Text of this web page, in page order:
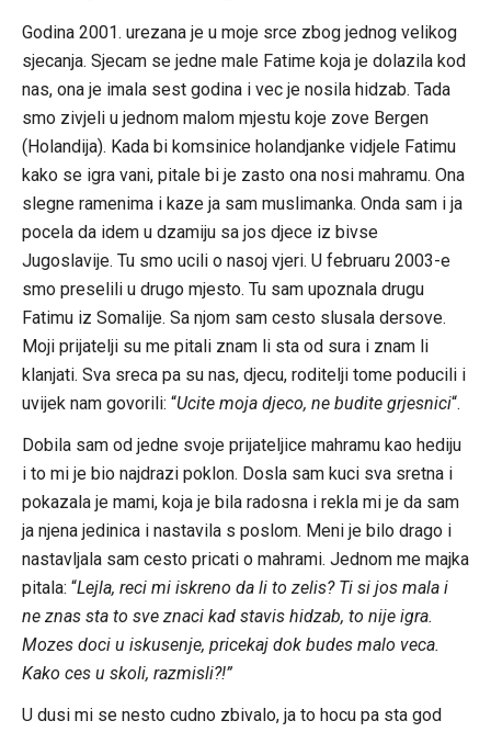
Godina 2001. urezana je u moje srce zbog jednog velikog
sjecanja. Sjecam se jedne male Fatime koja je dolazila kod
nas, ona je imala sest godina i vec je nosila hidzab. Tada
smo zivjeli u jednom malom mjestu koje zove Bergen
(Holandija). Kada bi komsinice holandjanke vidjele Fatimu
kako se igra vani, pitale bi je zasto ona nosi mahramu. Ona
slegne ramenima i kaze ja sam muslimanka. Onda sam i ja
pocela da idem u dzamiju sa jos djece iz bivse
Jugoslavije. Tu smo ucili o nasoj vjeri. U februaru 2003-e
smo preselili u drugo mjesto. Tu sam upoznala drugu
Fatimu iz Somalije. Sa njom sam cesto slusala dersove.
Moji prijatelji su me pitali znam li sta od sura i znam li
klanjati. Sva sreca pa su nas, djecu, roditelji tome poducili i
uvijek nam govorili: “Ucite moja djeco, ne budite grjesnici“.
Dobila sam od jedne svoje prijateljice mahramu kao hediju
i to mi je bio najdrazi poklon. Dosla sam kuci sva sretna i
pokazala je mami, koja je bila radosna i rekla mi je da sam
ja njena jedinica i nastavila s poslom. Meni je bilo drago i
nastavljala sam cesto pricati o mahrami. Jednom me majka
pitala: “Lejla, reci mi iskreno da li to zelis? Ti si jos mala i
ne znas sta to sve znaci kad stavis hidzab, to nije igra.
Mozes doci u iskusenje, pricekaj dok budes malo veca.
Kako ces u skoli, razmisli?!”
U dusi mi se nesto cudno zbivalo, ja to hocu pa sta god